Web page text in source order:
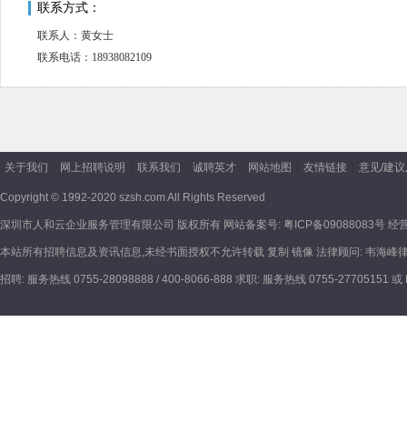
联系方式：
联系人：黄女士
联系电话：18938082109
关于我们 网上招聘说明 联系我们 诚聘英才 网站地图 友情链接 意见/建
Copyright © 1992-2020 szsh.com All Rights Reserved
深圳市人和云企业服务管理有限公司 版权所有 网站备案号: 粤ICP备09088083号 经
本站所有招聘信息及资讯信息,未经书面授权不允许转载 复制 镜像 法律顾问: 韦海峰
招聘: 服务热线 0755-28098888 / 400-8066-888 求职: 服务热线 0755-27705151 或